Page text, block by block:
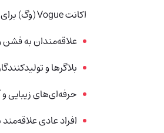
اکانت Vogue (وگ) برای افرادی مناسب است که به دنیای مد و زیبایی علاقه دارند:
علاقه‌مندان به فشن
بلاگرها و
حرفه‌ای‌های زیبایی
افراد عادی